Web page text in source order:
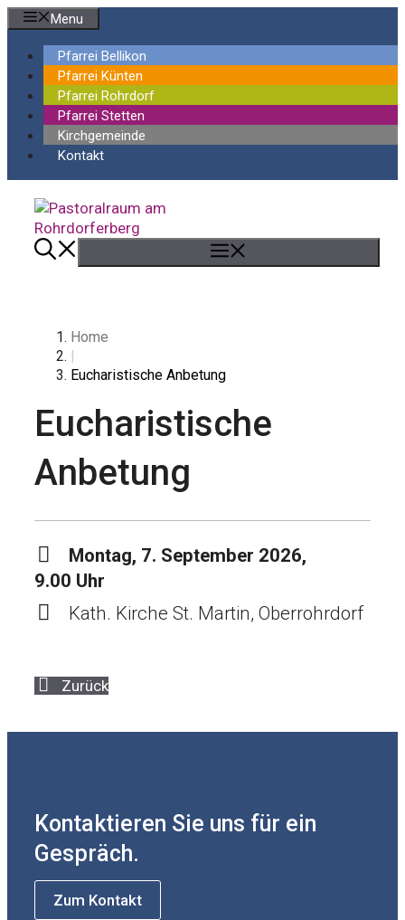
Springe
Inhalt
Menu
Pfarrei Bellikon
Pfarrei Künten
Pfarrei Rohrdorf
Pfarrei Stetten
Kirchgemeinde
Kontakt
Home
|
Eucharistische Anbetung
Eucharistische
Anbetung
Montag, 7. September 2026,
9.00 Uhr
Kath. Kirche St. Martin, Oberrohrdorf
Zurück
Kontaktieren Sie uns für ein
Gespräch.
Zum Kontakt